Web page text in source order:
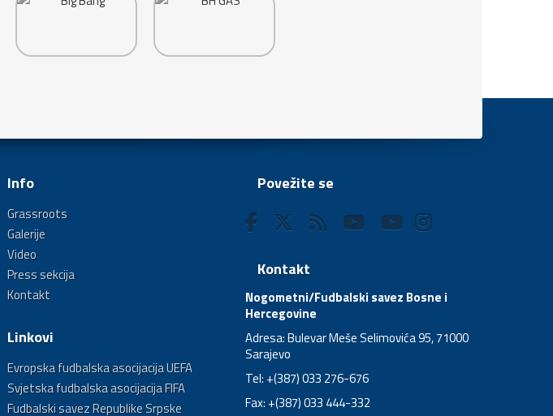
Info
Grassroots
Galerije
Video
Press sekcija
Kontakt
Linkovi
Evropska fudbalska asocijacija UEFA
Svjetska fudbalska asocijacija FIFA
Fudbalski savez Republike Srpske
Povežite se
Kontakt
Nogometni/Fudbalski savez Bosne i
Hercegovine
Adresa: Bulevar Meše Selimovića 95, 71000
Sarajevo
Tel: +(387) 033 276-676
Fax: +(387) 033 444-332